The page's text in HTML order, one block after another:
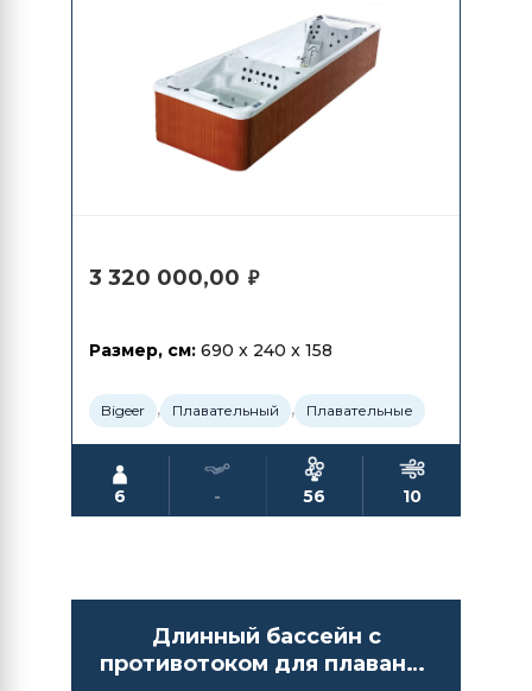
3 320 000,00 ₽
Размер, см: 690 x 240 x 158
Bigeer , Плавательный , Плавательные
6 - 56 10
Длинный бассейн с
противотоком для плавания